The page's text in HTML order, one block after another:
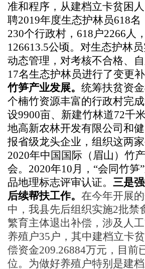
准和程序，从建档立卡贫困人
聘2019年度生态护林员618
230个行政村，618户2266人
126613.5公顷。对生态护林
动态管理，对考核不合格、
17名生态护林员进行了变更补
竹笋产业发展。 统筹扶贫资金
个楠竹资源丰富的行政村完
设9900亩、新建竹林道72千米
地高新农林开发有限公司和
报省级龙头企业，组织这两
2020年中国国际（眉山）竹
会。2020年10月，“会同竹笋
品地理标志评审认证。 三是
后续帮扶工作。 在今年开展
中，我县先后组织实施2批禁
繁育主体退出补偿，涉及人
养殖户35户，其中建档立卡
偿资金209.26884万元，目前
位。为做好养殖户特别是建